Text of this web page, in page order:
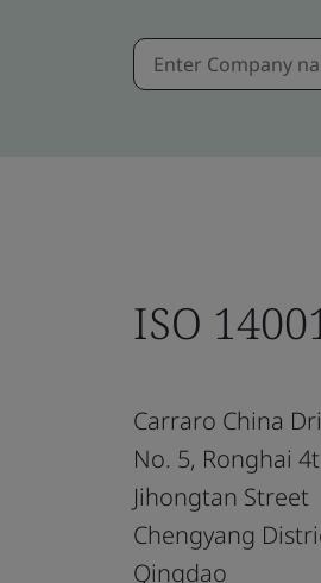
ISO
Carraro China
No. 5, Ronghai
Jihongtan Street
Chengyang
Qingdao